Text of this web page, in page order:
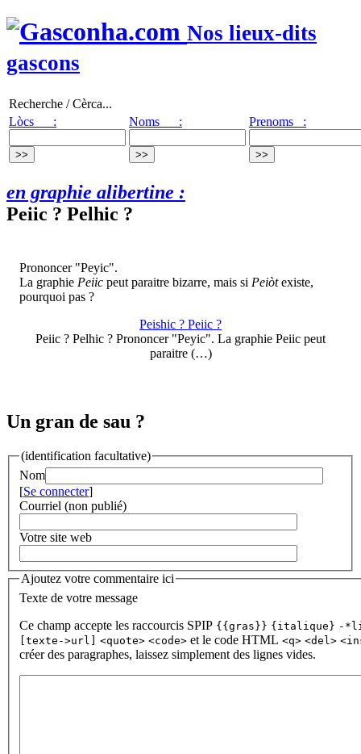
Nos lieux-dits
gascons
Recherche / Cèrca...
Lòcs :
Noms : Prenoms :
en graphie alibertine :
Peiic ? Pelhic ?
Prononcer "Peyic".
La graphie Peiic peut paraitre bizarre, mais si Peiòtexiste,
pourquoi pas ?
Peishic ? Peiic ?
Peiic ? Pelhic ? Prononcer "Peyic". La graphie Peiic peut
paraitre (…)
Un gran de sau ?
(identification facultative)
Nom
[Se connecter]
Courriel (non publié)
Votre site web
Ajoutez votre commentaire ici
Texte de votre message
Ce champ accepte les raccourcis SPIP {{gras}} {italique} -
[texte->url] <quote> <code> et le code HTML <q> <del>
créer des paragraphes, laissez simplement des lignes vides.